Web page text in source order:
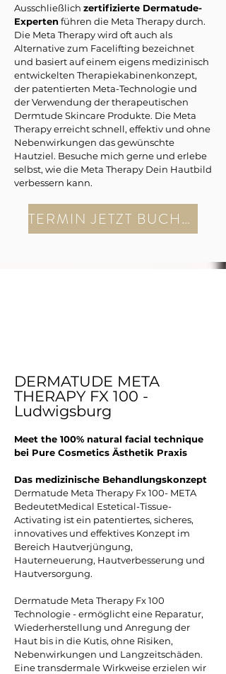
Ausschließlich zertifizierte Dermatude-
Expertenführen die Meta Therapy durch.
Die Meta Therapy wird oft auch als
Alternative zum Facelifting bezeichnet
und basiert auf einem eigens medizinisch
entwickelten Therapiekabinenkonzept,
der patentierten Meta-Technologie und
der Verwendung der therapeutischen
Dermtude Skincare Produkte. Die Meta
Therapy erreicht schnell, effektiv und ohne
Nebenwirkungen das gewünschte
Hautziel. Besuche mich gerne und erlebe
selbst, wie die Meta Therapy Dein Hautbild
verbessern kann.
TERMIN JETZT BUCHEN
DERMATUDE META
THERAPY FX 100 -
Ludwigsburg
Meet the 100% natural facial technique
bei Pure Cosmetics Ästhetik Praxis
Das medizinische Behandlungskonzept
Dermatude Meta Therapy Fx 100- META
BedeutetMedical Estetical-Tissue-
Activating ist ein patentiertes, sicheres,
innovatives und effektives Konzept im
Bereich Hautverjüngung,
Hauterneuerung, Hautverbesserung und
Hautversorgung.
Dermatude Meta Therapy Fx 100
Technologie - ermöglicht eine Reparatur,
Wiederherstellung und Anregung der
Haut bis in die Kutis, ohne Risiken,
Nebenwirkungen und Langzeitschäden.
Eine transdermale Wirkweise erzielen wir